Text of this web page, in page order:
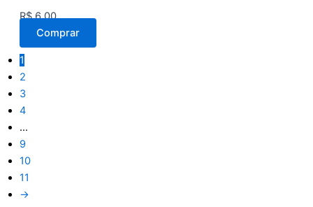
R$6,00
Comprar
1
2
3
4
…
9
10
11
→